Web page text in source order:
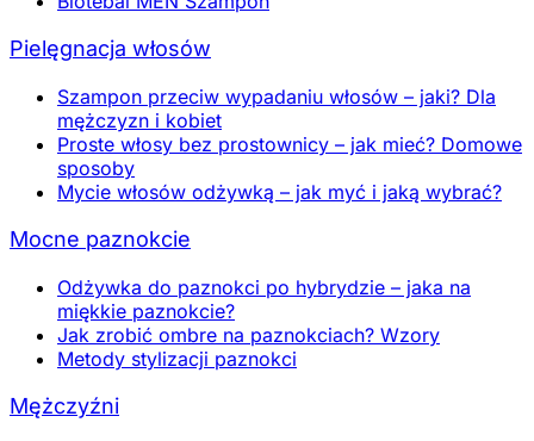
Pielęgnacja włosów
Szampon przeciw wypadaniu włosów – jaki? Dla
mężczyzn i kobiet
Proste włosy bez prostownicy – jak mieć? Domowe
sposoby
Mycie włosów odżywką – jak myć i jaką wybrać?
Mocne paznokcie
Odżywka do paznokci po hybrydzie – jaka na
miękkie paznokcie?
Jak zrobić ombre na paznokciach? Wzory
Metody stylizacji paznokci
Mężczyźni